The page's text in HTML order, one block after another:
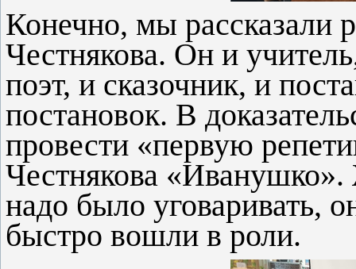
Конечно, мы рассказали
Честнякова. Он и
поэт, и сказочник, и
постановок. В
провести «первую
Честнякова
надо было уговаривать,
быстро вошли в роли.